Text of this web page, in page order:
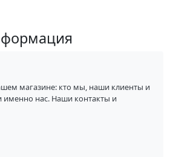
магазине: кто мы, наши клиенты и
нас. Наши контакты и